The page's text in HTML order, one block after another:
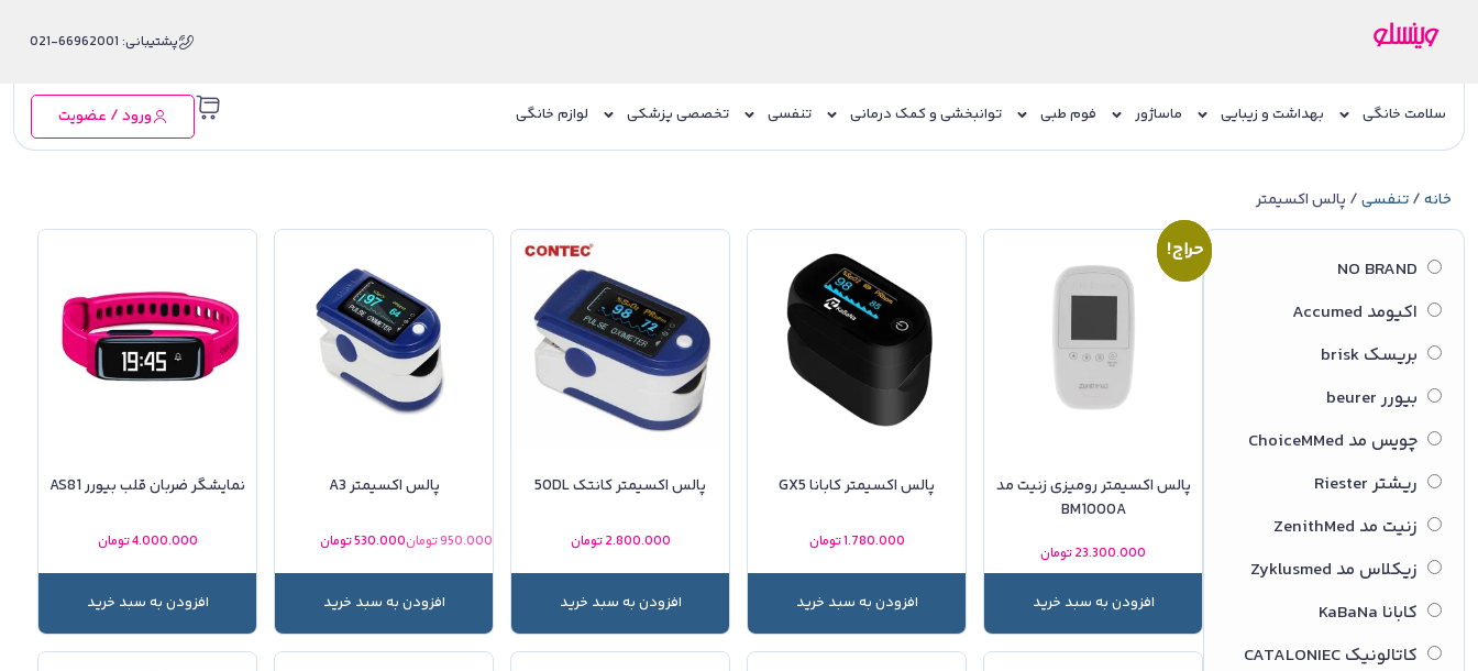
پشتیبانی: 66962001-021
سلامت خانگی بهداشت و زیبایی ماساژور فوم طبی توانبخشی و کمک درمانی تنفسی تخصصی پزشکی لوازم خانگی ورود / عضویت
خانه/تنفسی/ پالس اکسیمتر
اکیومد Accumed
بریسک brisk
بیورر beurer
چویس مد ChoiceMMed
ریشتر Riester
زنیت مد ZenithMed
زیکلاس مد Zyklusmed
کابانا KaBaNa
کاتالونیک CATALONIEC
پالس اکسیمتر رومیزی زنیت مد
BM1000A
23.300.000تومان
افزودن به سبد خرید
پالس اکسیمتر کابانا GX5
1.780.000تومان
افزودن به سبد خرید
پالس اکسیمتر کانتک 50DL
2.800.000تومان
افزودن به سبد خرید
حراج!
پالس اکسیمتر A3
950.000تومان530.000تومان
افزودن به سبد خرید
نمایشگر ضربان قلب بیورر AS81
4.000.000تومان
افزودن به سبد خرید
حراج!